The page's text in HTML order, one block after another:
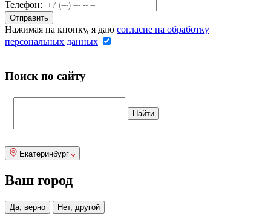
Телефон:
Нажимая на кнопку, я даю согласие на обработку
персональных данных
Поиск по сайту
Екатеринбург
Ваш город
Да, верно Нет, другой